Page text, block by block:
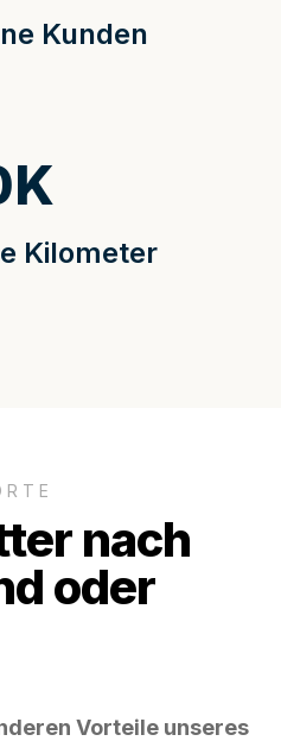
Kunden
Kilometer
K
nach
oder
Vorteile unseres